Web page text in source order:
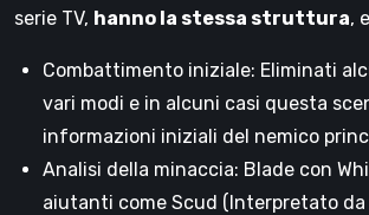
serie TV, hanno la stessa struttura,
Combattimento iniziale: Eliminati
vari modi e in alcuni casi questa
informazioni iniziali del nemico
Analisi della minaccia: Blade con
aiutanti come Scud (Interpretato